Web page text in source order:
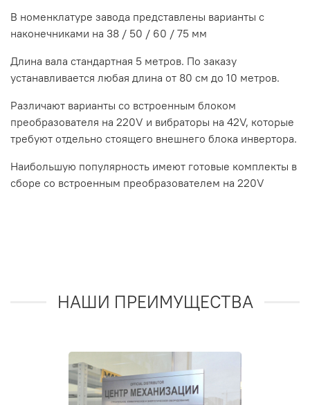
В номенклатуре завода представлены варианты с
наконечниками на 38 / 50 / 60 / 75 мм
Длина вала стандартная 5 метров. По заказу
устанавливается любая длина от 80 см до 10 метров.
Различают варианты со встроенным блоком
преобразователя на 220V и вибраторы на 42V, которые
требуют отдельно стоящего внешнего блока инвертора.
Наибольшую популярность имеют готовые комплекты в
сборе со встроенным преобразователем на 220V
НАШИ ПРЕИМУЩЕСТВА